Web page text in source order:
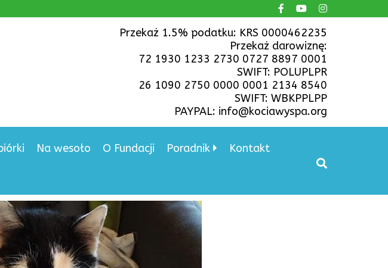
Przekaż 1.5% podatku: KRS 0000462235
Przekaż darowiznę:
72 1930 1233 2730 0727 8897 0001
SWIFT: POLUPLPR
26 1090 2750 0000 0001 2134 8540
SWIFT: WBKPPLPP
PAYPAL: info@kociawyspa.org
Na wesoło O Fundacji Poradnik Kontakt